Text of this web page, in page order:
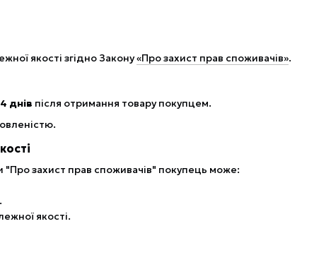
якості згідно Закону«Про захист прав споживачів».
днів після отримання товару покупцем.
"Про захист прав споживачів" покупець може:
якості.